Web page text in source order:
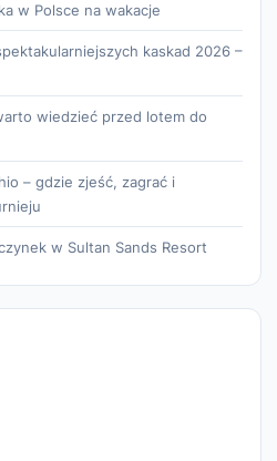
w Polsce na wakacje
kaskad 2026 –
wiedzieć przed lotem do
– gdzie zjeść, zagrać i
w Sultan Sands Resort